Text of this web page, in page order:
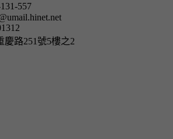
557
慶路251號5樓之2